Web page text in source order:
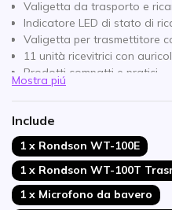
Valigetta da trasporto e
Indicatore LED di stato di
Valigetta per trasmettitore
11 unità ricevitrici con
Prodotti compatti e pratici
Frequenza ultraelevata:
Sistema di risparmio
Mostra piú
Include
1 x Rondson WT-100E
1 x Rondson WT-100T
1 x Microfono da bavero